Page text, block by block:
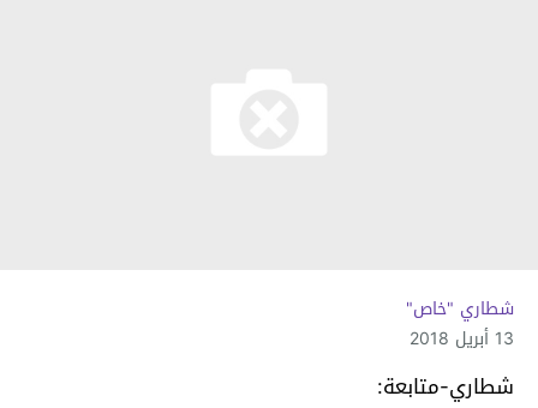
شطاري "خاص"
13 أبريل 2018
شطاري-متابعة: